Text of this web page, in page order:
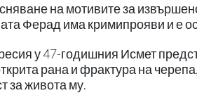
на мотивите за
Ферад има кримипрояви и е
у 47-годишния Исмет
рана и фрактура на
за живота му.